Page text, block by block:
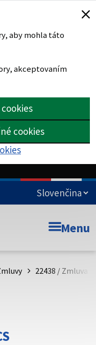
aby mohla táto
akceptovaním
cookies
informácie iba
stránka
webového sídla.
Menu
22438 / Zmluva